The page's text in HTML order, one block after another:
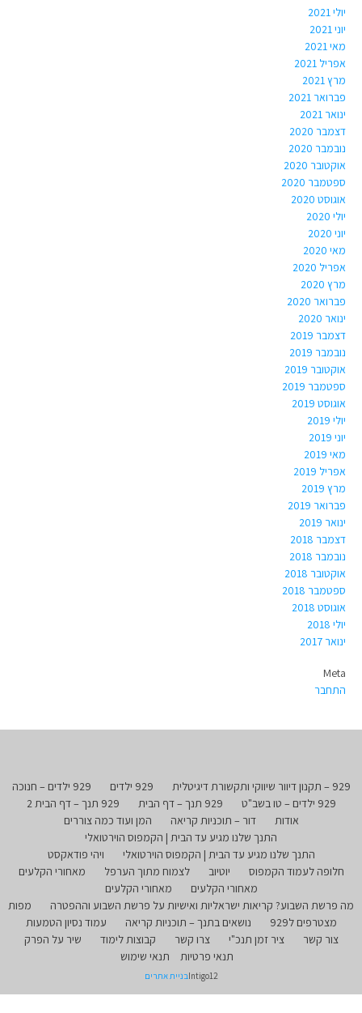
יולי 2021
יוני 2021
מאי 2021
אפריל 2021
מרץ 2021
פברואר 2021
ינואר 2021
דצמבר 2020
נובמבר 2020
אוקטובר 2020
ספטמבר 2020
אוגוסט 2020
יולי 2020
יוני 2020
מאי 2020
אפריל 2020
מרץ 2020
פברואר 2020
ינואר 2020
דצמבר 2019
נובמבר 2019
אוקטובר 2019
ספטמבר 2019
אוגוסט 2019
יולי 2019
יוני 2019
מאי 2019
אפריל 2019
מרץ 2019
פברואר 2019
ינואר 2019
דצמבר 2018
נובמבר 2018
אוקטובר 2018
ספטמבר 2018
אוגוסט 2018
יולי 2018
ינואר 2017
Meta
התחבר
929 – תקנון דיוור שיווקי ותקשורת דיגיטלית 929 ילדים
929 ילדים – חנוכה
929 ילדים – טו בשב"ט
929 תנך – דף הבית
929 תנך – דף הבית 2
אודות
דור – תוכניות קריאה
המן ועוד כמה צוררים
התנך שלנו מגיע עד הבית | הקמפוס הוירטואלי
התנך שלנו מגיע עד הבית | הקמפוס הוירטואלי
ויהי פודאקסט
חלופה לעמוד הקמפוס
יוטיוב לצמוח מתוך הערפל
מאחורי הקלעים
מאחורי הקלעים
מאחורי הקלעים
מה פרשת השבוע? קריאות ישראליות ואישיות על פרשת השבוע וההפטרה
מפות
מצטרפים ל929
נושאים בתנך – תוכניות קריאה
עמוד נסיון הטמעות
צור קשר
ציר זמן תנכ"י צרו קשר קבוצות לימוד
שיר על הפרק
תנאי פרטיות
תנאי שימוש
Intigo12בניית אתרים